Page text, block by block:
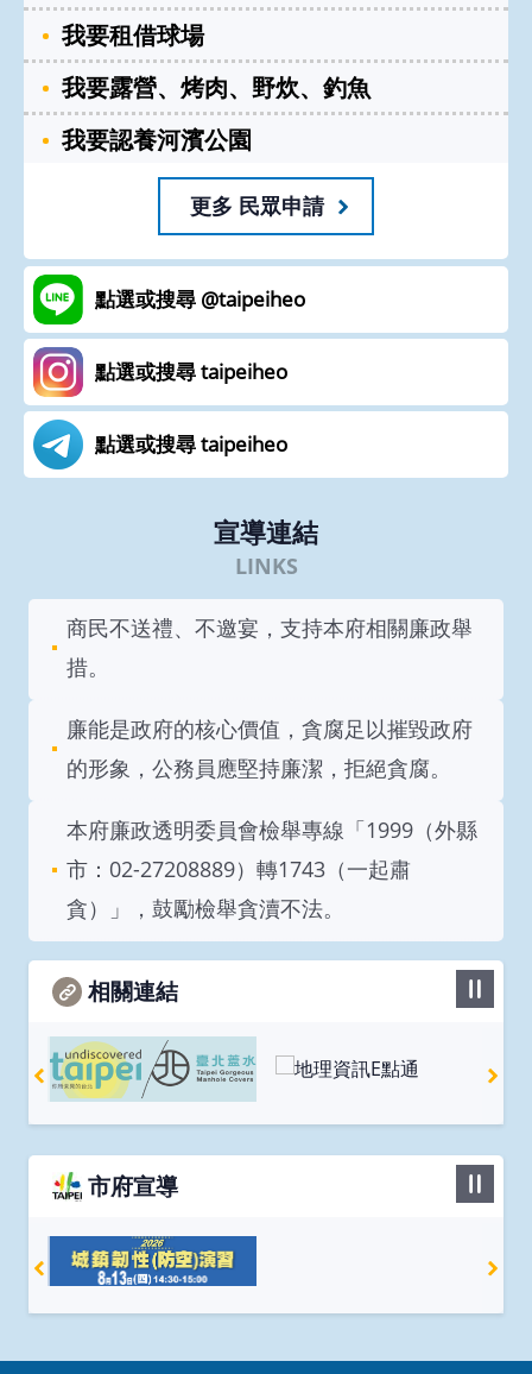
我要租借球場
我要露營、烤肉、野炊、釣魚
我要認養河濱公園
更多 民眾申請
點選或搜尋 @taipeiheo
點選或搜尋 taipeiheo
點選或搜尋 taipeiheo
宣導連結
商民不送禮、不邀宴，支持本府相關廉政舉
措。
廉能是政府的核心價值，貪腐足以摧毀政府
的形象，公務員應堅持廉潔，拒絕貪腐。
本府廉政透明委員會檢舉專線「1999（外縣
市：02-27208889）轉1743（一起肅
貪）」，鼓勵檢舉貪瀆不法。
相關連結
市府宣導